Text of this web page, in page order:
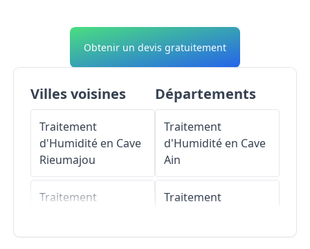
Obtenir un devis gratuitement
Villes voisines
Traitement
d'Humidité en Cave
Rieumajou
Traitement
Départements
Traitement
d'Humidité en Cave
Ain
Traitement